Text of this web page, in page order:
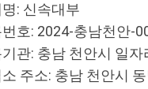
: 신속대부
호: 2024-충남천안-
관: 충남 천안시 일
주소: 충남 천안시